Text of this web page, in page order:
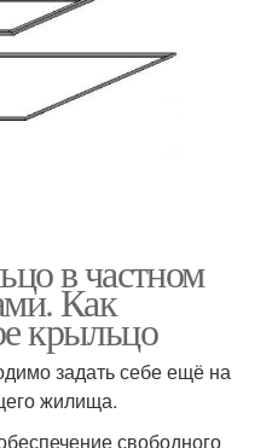
в частном
Как
крыльцо
задать себе ещё на
жилища.
свободного